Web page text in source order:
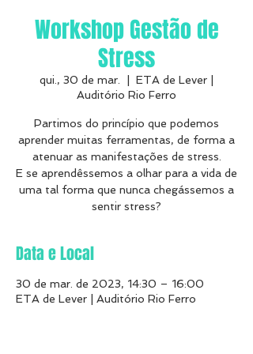
Workshop Gestão de
Stress
qui., 30 de mar.
ETA de Lever |
Auditório Rio Ferro
Partimos do princípio que podemos
aprender muitas ferramentas, de forma a
atenuar as manifestações de stress.
E se aprendêssemos a olhar para a vida de
uma tal forma que nunca chegássemos a
Data e Local
30 de mar. de 2023, 14:30 – 16:00
ETA de Lever | Auditório Rio Ferro